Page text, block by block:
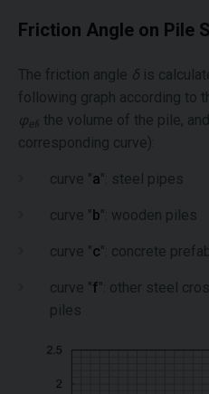
Friction Angle on Pile
The friction angle δ is
following graph according to
φef, the volume of the pile,
corresponding curve):
curve "a": steel pipes
curve "b": wooden piles
curve "c": concrete
curve "f": other steel
piles